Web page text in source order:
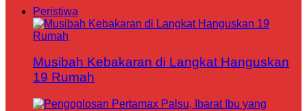
Peristiwa
Musibah Kebakaran di Langkat Hanguskan
19 Rumah